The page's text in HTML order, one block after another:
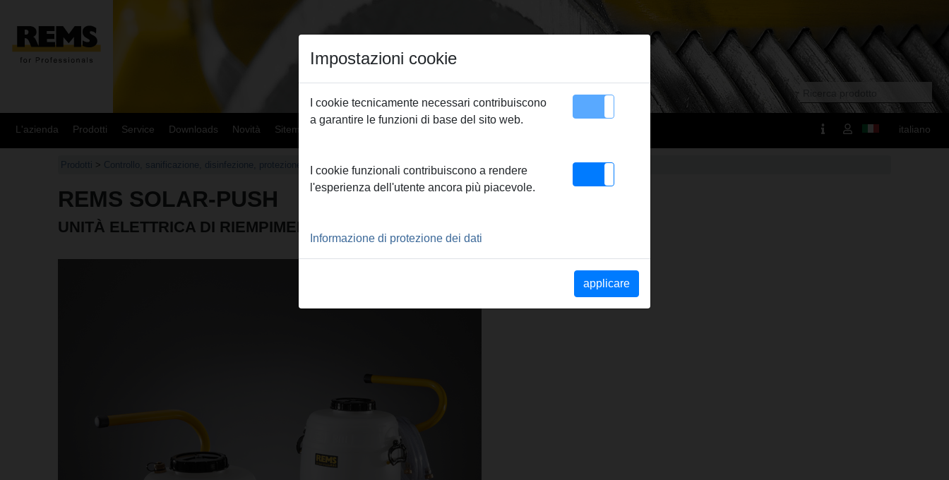
L'azienda Prodotti Service Downloads Novità Sitemap italiano
Prodotti > Controllo, sanificazione, disinfezione, protezione, flussaggio, riempimento > REMS Solar-Push
REMS SOLAR-PUSH
UNITÀ ELETTRICA DI RIEMPIMENTO E LAVAGGIO
Impostazioni cookie
I cookie tecnicamente necessari contribuiscono
a garantire le funzioni di base del sito web.
I cookie funzionali contribuiscono a rendere
l'esperienza dell'utente ancora più piacevole.
Informazione di protezione dei dati
applicare